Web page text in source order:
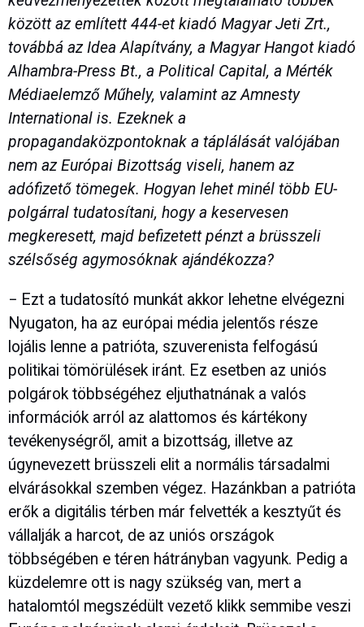
között az említett 444-et kiadó Magyar Jeti Zrt.,
továbbá az Idea Alapítvány, a Magyar Hangot kiadó
Alhambra-Press Bt., a Political Capital, a Mérték
Médiaelemző Műhely, valamint az Amnesty
International is. Ezeknek a
propagandaközpontoknak a táplálását valójában
nem az Európai Bizottság viseli, hanem az
adófizető tömegek. Hogyan lehet minél több EU-
polgárral tudatosítani, hogy a keservesen
megkeresett, majd befizetett pénzt a brüsszeli
szélsőség agymosóknak ajándékozza?
− Ezt a tudatosító munkát akkor lehetne elvégezni
Nyugaton, ha az európai média jelentős része
lojális lenne a patrióta, szuverenista felfogású
politikai tömörülések iránt. Ez esetben az uniós
polgárok többségéhez eljuthatnának a valós
információk arról az alattomos és kártékony
tevékenységről, amit a bizottság, illetve az
úgynevezett brüsszeli elit a normális társadalmi
elvárásokkal szemben végez. Hazánkban a patrióta
erők a digitális térben már felvették a kesztyűt és
vállalják a harcot, de az uniós országok
többségében e téren hátrányban vagyunk. Pedig a
küzdelemre ott is nagy szükség van, mert a
hatalomtól megszédült vezető klikk semmibe veszi